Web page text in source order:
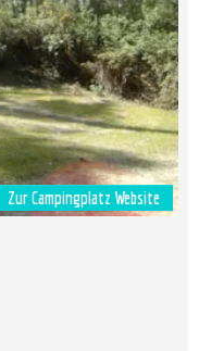
Zur Campingplatz Website